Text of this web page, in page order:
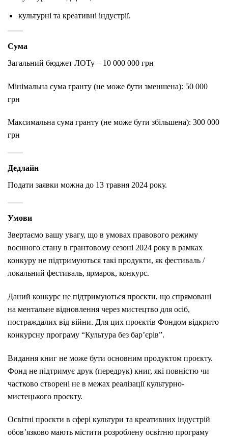
культурні та креативні індустрії.
Сума
Загальний бюджет ЛОТу – 10 000 000 грн
Мінімальна сума гранту (не може бути зменшена): 50 000
грн
Максимальна сума гранту (не може бути збільшена): 300 000
грн
Дедлайн
Подати заявки можна до 13 травня 2024 року.
Умови
Звертаємо вашу увагу, що в умовах правового режиму
воєнного стану в грантовому сезоні 2024 року в рамках
конкуру не підтримуються такі продукти, як фестиваль /
локальний фестиваль, ярмарок, конкурс.
Даний конкурс не підтримуються проєкти, що спрямовані
на ментальне відновлення через мистецтво для осіб,
постраждалих від війни. Для цих проєктів Фондом відкрито
конкурсну програму “Культура без бар’єрів”.
Видання книг не може бути основним продуктом проєкту.
Фонд не підтримує друк (передрук) книг, які повністю чи
частково створені не в межах реалізації культурно-
мистецького проєкту.
Освітні проєкти в сфері культури та креативних індустрій
обов’язково мають містити розроблену освітню програму